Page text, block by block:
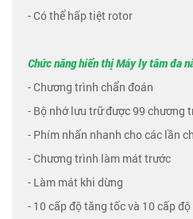
- Có thể hấp tiệt rotor
Chức năng hiển thị Máy ly tâm đa
- Chương trình chẩn đoán
- Bộ nhớ lưu trữ được 99 chương
- Phím nhấn nhanh cho các lần
- Chương trình làm mát trước
- Làm mát khi dừng
- 10 cấp độ tăng tốc và 10 cấp